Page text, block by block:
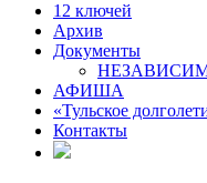
12 ключей
Архив
Документы
АФИША
«Тульское
Контакты